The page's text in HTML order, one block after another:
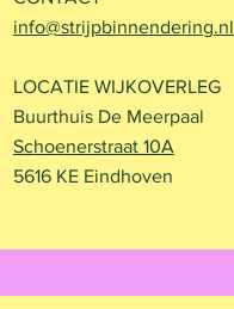
info@strijpbinnendering.nl
LOCATIE WIJKOVERLEG
Buurthuis De Meerpaal
Schoenerstraat 10A
5616 KE Eindhoven